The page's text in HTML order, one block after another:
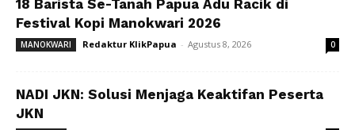
18 Barista Se-Tanah Papua Adu Racik di
Festival Kopi Manokwari 2026
MANOKWARI Redaktur KlikPapua - Agustus 8, 2026 0
NADI JKN: Solusi Menjaga Keaktifan Peserta
JKN